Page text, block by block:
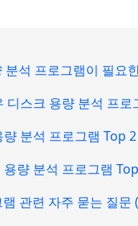
석 프로그램이 필요
디스크 용량 분석 프로
분석 프로그램 Top 2
량 분석 프로그램
관련 자주 묻는 질문